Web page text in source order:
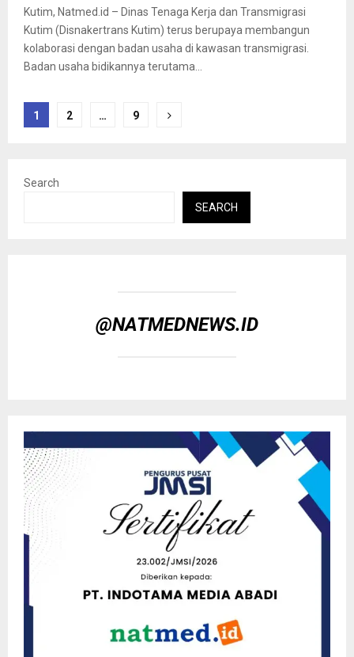
Kutim, Natmed.id – Dinas Tenaga Kerja dan Transmigrasi
Kutim (Disnakertrans Kutim) terus berupaya membangun
kolaborasi dengan badan usaha di kawasan transmigrasi.
Badan usaha bidikannya terutama...
Posts
1 2 … 9
Search
SEARCH
@NATMEDNEWS.ID